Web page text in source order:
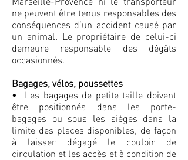
ne peuvent être tenus responsables des
conséquences d’un accident causé par
un animal. Le propriétaire de celui-ci
demeure responsable des dégâts
occasionnés.
Bagages, vélos, poussettes
• Les bagages de petite taille doivent
être positionnés dans les porte-
bagages ou sous les sièges dans la
limite des places disponibles, de façon
à laisser dégagé le couloir de
circulation et les accès et à condition de